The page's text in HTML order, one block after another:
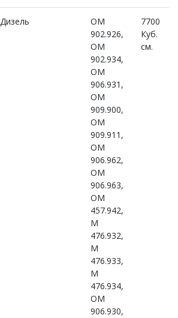
Дизель
OM
902.926,
OM
902.934,
OM
906.931,
OM
909.900,
OM
909.911,
OM
906.962,
OM
906.963,
OM
457.942,
M
476.932,
M
476.933,
M
476.934,
OM
906.930,
7700
Куб.
см.